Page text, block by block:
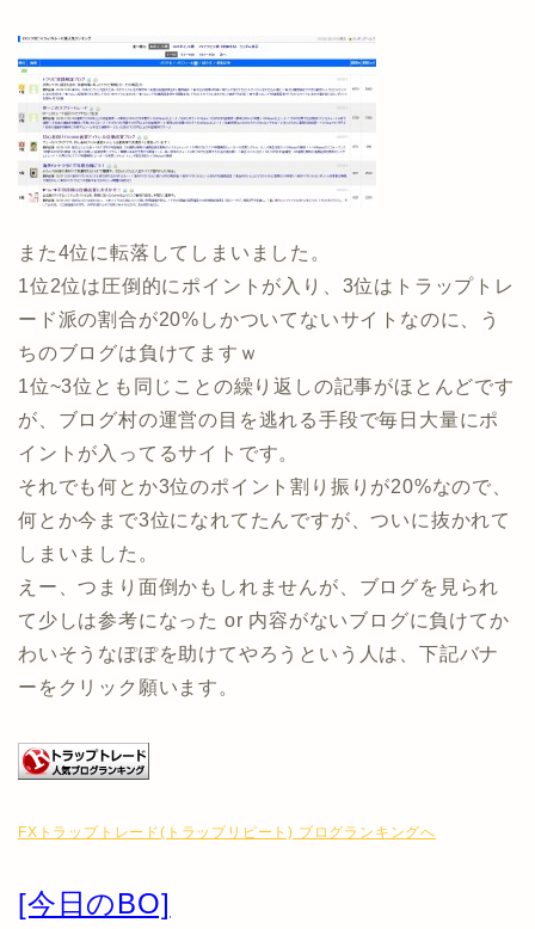
また4位に転落してしまいました。
1位2位は圧倒的にポイントが入り、3位はトラップトレ
ード派の割合が20%しかついてないサイトなのに、う
ちのブログは負けてますｗ
1位~3位とも同じことの繰り返しの記事がほとんどです
が、ブログ村の運営の目を逃れる手段で毎日大量にポ
イントが入ってるサイトです。
それでも何とか3位のポイント割り振りが20%なので、
何とか今まで3位になれてたんですが、ついに抜かれて
しまいました。
えー、つまり面倒かもしれませんが、ブログを見られ
て少しは参考になった or 内容がないブログに負けてか
わいそうなぽぽを助けてやろうという人は、下記バナ
ーをクリック願います。
FXトラップトレード(トラップリピート) ブログランキングへ
[今日のBO]